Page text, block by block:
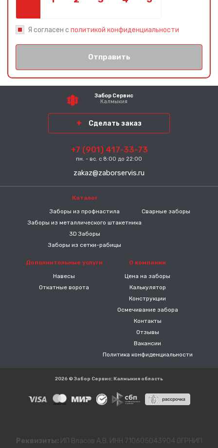
Я согласен с политикой конфиденциальности
Отправить
Забор Сервис
Калмыкия
Сделать заказ
+7 (901) 417-33-73
пн. - вс. с 8:00 до 22:00
zakaz@zaborservis.ru
Каталог
Заборы из профнастила
Заборы из металлического штакетника
3D Заборы
Заборы из сетки-рабицы
Сварные заборы
Дополнительные услуги
Навесы
Откатные ворота
О компании
Цена на заборы
Калькулятор
Конструкции
Осмечивание забора
Контакты
Отзывы
Вакансии
Политика конфиденциальности
2026 © Забор Сервис: Калмыкия область
Реквизиты: ИП Власов А.В. ИНН 710605043904 ОГРНИП